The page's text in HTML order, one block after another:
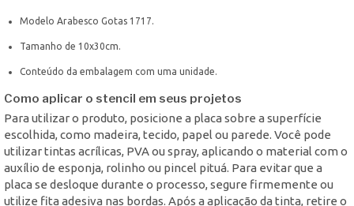
Modelo Arabesco Gotas 1717.
Tamanho de 10x30cm.
Conteúdo da embalagem com uma unidade.
Como aplicar o stencil em seus projetos
Para utilizar o produto, posicione a placa sobre a superfície
escolhida, como madeira, tecido, papel ou parede. Você pode
utilizar tintas acrílicas, PVA ou spray, aplicando o material com o
auxílio de esponja, rolinho ou pincel pituá. Para evitar que a
placa se desloque durante o processo, segure firmemente ou
utilize fita adesiva nas bordas. Após a aplicação da tinta, retire o